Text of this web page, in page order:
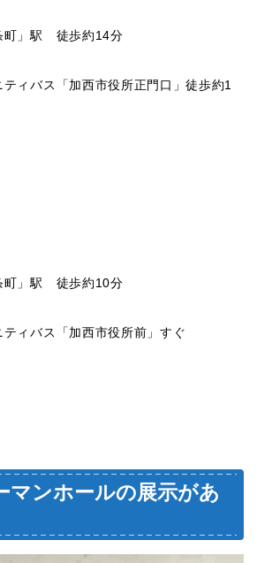
町」駅 徒歩約14分
ィバス「加西市役所正門口」徒歩約1
町」駅 徒歩約10分
ィバス「加西市役所前」すぐ
マンホールの展示があ